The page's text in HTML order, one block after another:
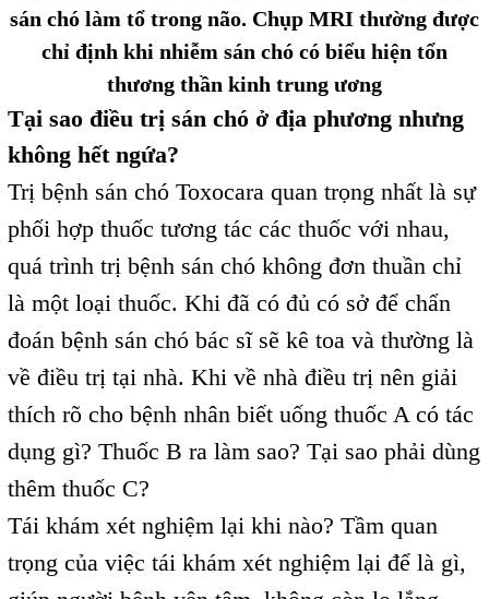
sán chó làm tổ trong não. Chụp MRI thường được
chỉ định khi nhiễm sán chó có biểu hiện tổn
thương thần kinh trung ương
Tại sao điều trị sán chó ở địa phương nhưng
không hết ngứa?
Trị bệnh sán chó Toxocara quan trọng nhất là sự
phối hợp thuốc tương tác các thuốc với nhau,
quá trình trị bệnh sán chó không đơn thuần chỉ
là một loại thuốc. Khi đã có đủ có sở để chẩn
đoán bệnh sán chó bác sĩ sẽ kê toa và thường là
về điều trị tại nhà. Khi về nhà điều trị nên giải
thích rõ cho bệnh nhân biết uống thuốc A có tác
dụng gì? Thuốc B ra làm sao? Tại sao phải dùng
thêm thuốc C?
Tái khám xét nghiệm lại khi nào? Tầm quan
trọng của việc tái khám xét nghiệm lại để là gì,